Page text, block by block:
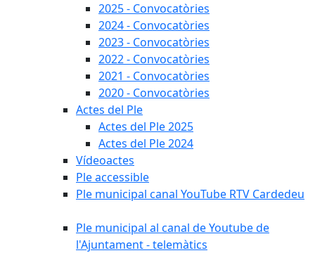
2025 - Convocatòries
2024 - Convocatòries
2023 - Convocatòries
2022 - Convocatòries
2021 - Convocatòries
2020 - Convocatòries
Actes del Ple
Actes del Ple 2025
Actes del Ple 2024
Vídeoactes
Ple accessible
Ple municipal canal YouTube RTV Cardedeu
Ple municipal al canal de Youtube de
l'Ajuntament - telemàtics